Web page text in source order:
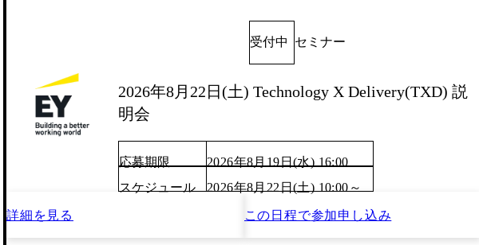
受付中 セミナー
2026年8月22日(土) Technology X Delivery(TXD) 説
明会
応募期限
2026年8月19日(水) 16:00
スケジュール
2026年8月22日(土) 10:00～
詳細を見る この日程で参加申し込み